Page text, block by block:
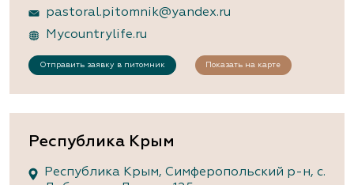
pastoral.pitomnik@yandex.ru
Mycountrylife.ru
Отправить заявку в питомник Показать на карте
Республика Крым
Республика Крым, Симферопольский р-н, с.